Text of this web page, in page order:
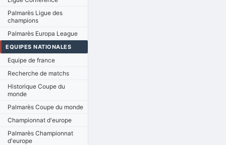
Palmarès Ligue des
champions
Palmarès Europa League
EQUIPES NATIONALES
Equipe de france
Recherche de matchs
Historique Coupe du
monde
Palmarès Coupe du monde
Championnat d'europe
Palmarès Championnat
d'europe